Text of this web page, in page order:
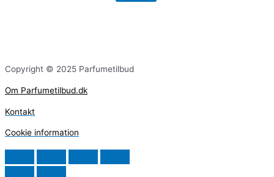
Copyright © 2025 Parfumetilbud
Om Parfumetilbud.dk
Kontakt
Cookie information